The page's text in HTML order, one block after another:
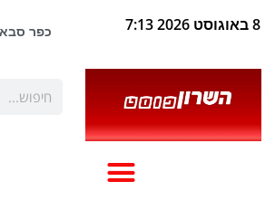
8 באוגוסט 2026 7:13